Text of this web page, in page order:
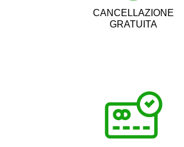
CANCELLAZIONE
GRATUITA